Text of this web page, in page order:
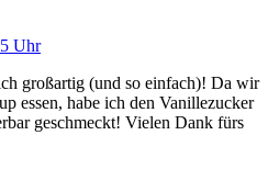
Uhr
großartig (und so einfach)! Da wir
essen, habe ich den Vanillezucker
geschmeckt! Vielen Dank fürs